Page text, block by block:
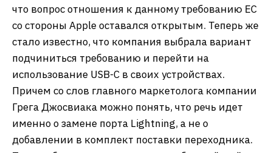
что вопрос отношения к данному требованию ЕС
со стороны Apple оставался открытым. Теперь же
стало известно, что компания выбрала вариант
подчиниться требованию и перейти на
использование USB-C в своих устройствах.
Причем со слов главного маркетолога компании
Грега Джосвиака можно понять, что речь идет
именно о замене порта Lightning, а не о
добавлении в комплект поставки переходника.